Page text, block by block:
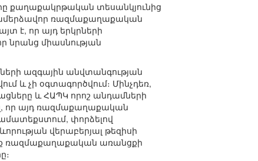
քաղաքակրթական տեսանկյունից
ռազմաքաղաքական
է, որ այդ երկրների
նրանց միասնության
ազգային անվտանգության
և չի օգտագործվում։ Մինչդեռ,
և ՀԱՊԿ որոշ անդամների
որ այդ ռազմաքաղաքական
փորձելով
վերաբերյալ թեզիսի
ռազմաքաղաքական առանցքի